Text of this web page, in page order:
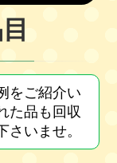
をご紹介い
た品も回収
いませ。